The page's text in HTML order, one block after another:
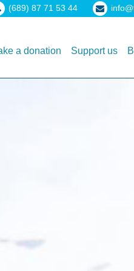
(689) 87 71 53 44
a donation Support us